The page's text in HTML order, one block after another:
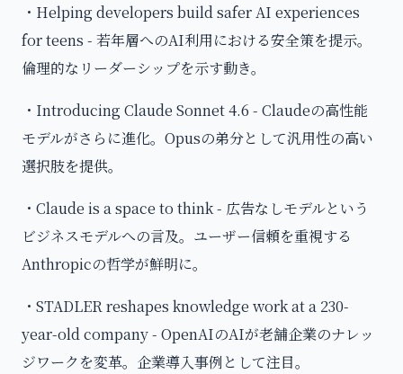
・Helping developers build safer AI experiences
for teens - 若年層へのAI利用における安全策を提示。
倫理的なリーダーシップを示す動き。
・Introducing Claude Sonnet 4.6 - Claudeの高性能
モデルがさらに進化。Opusの弟分として汎用性の高い
選択肢を提供。
・Claude is a space to think - 広告なしモデルという
ビジネスモデルへの言及。ユーザー信頼を重視する
Anthropicの哲学が鮮明に。
・STADLER reshapes knowledge work at a 230-
year-old company - OpenAIのAIが老舗企業のナレッ
ジワークを変革。企業導入事例として注目。